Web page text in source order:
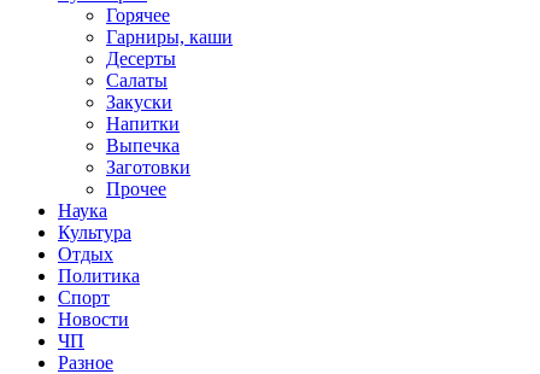
Горячее
Гарниры, каши
Десерты
Салаты
Закуски
Напитки
Выпечка
Заготовки
Прочее
Наука
Культура
Отдых
Политика
Спорт
Новости
ЧП
Разное